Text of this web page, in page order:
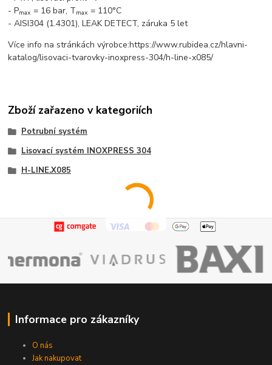
- Pmax = 16 bar, Tmax = 110°C
- AISI304 (1.4301), LEAK DETECT, záruka 5 let
Více info na stránkách výrobce:https://www.rubidea.cz/hlavni-
katalog/lisovaci-tvarovky-inoxpress-304/h-line-x085/
Zboží zařazeno v kategoriích
Potrubní systém
Lisovací systém INOXPRESS 304
H-LINE.X085
Informace pro zákazníky
O nás
Jak nakupovat